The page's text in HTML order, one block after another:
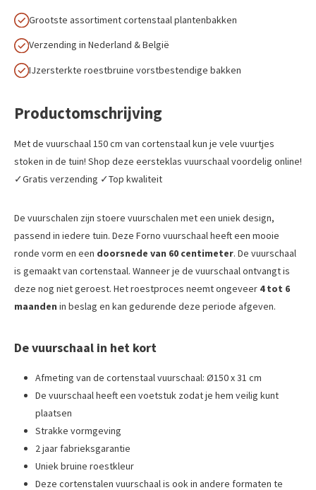
Grootste assortiment cortenstaal plantenbakken
Verzending in Nederland & België
IJzersterkte roestbruine vorstbestendige bakken
Productomschrijving
Met de vuurschaal 150 cm van cortenstaal kun je vele vuurtjes
stoken in de tuin! Shop deze eersteklas vuurschaal voordelig online!
✓Gratis verzending ✓Top kwaliteit
De vuurschalen zijn stoere vuurschalen met een uniek design,
passend in iedere tuin. Deze Forno vuurschaal heeft een mooie
ronde vorm en een doorsnede van 60 centimeter. De vuurschaal
is gemaakt van cortenstaal. Wanneer je de vuurschaal ontvangt is
deze nog niet geroest. Het roestproces neemt ongeveer 4 tot 6
maanden in beslag en kan gedurende deze periode afgeven.
De vuurschaal in het kort
Afmeting van de cortenstaal vuurschaal: Ø150 x 31 cm
De vuurschaal heeft een voetstuk zodat je hem veilig kunt
plaatsen
Strakke vormgeving
2 jaar fabrieksgarantie
Uniek bruine roestkleur
Deze cortenstalen vuurschaal is ook in andere formaten te